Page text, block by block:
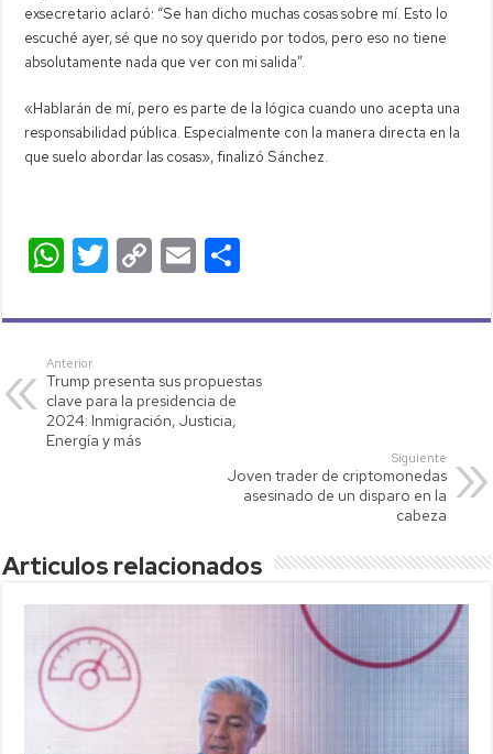
exsecretario aclaró: “Se han dicho muchas cosas sobre mí. Esto lo
escuché ayer, sé que no soy querido por todos, pero eso no tiene
absolutamente nada que ver con mi salida”.
«Hablarán de mí, pero es parte de la lógica cuando uno acepta una
responsabilidad pública. Especialmente con la manera directa en la
que suelo abordar las cosas», finalizó Sánchez.
W
at
s
A
p
T
tt
C
p
Li
nk
E
ail m
ar
Anterior
Trump presenta sus propuestas
clave para la presidencia de
2024: Inmigración, Justicia,
Energía y más
Siguiente
Joven trader de criptomonedas
asesinado de un disparo en la
cabeza
Articulos relacionados